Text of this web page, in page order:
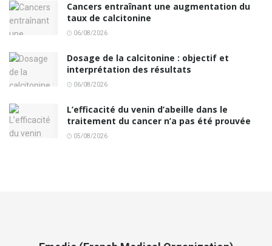
Cancers entraînant une augmentation du
taux de calcitonine
06/08/2026
Dosage de la calcitonine : objectif et
interprétation des résultats
06/08/2026
L’efficacité du venin d’abeille dans le
traitement du cancer n’a pas été prouvée
05/08/2026